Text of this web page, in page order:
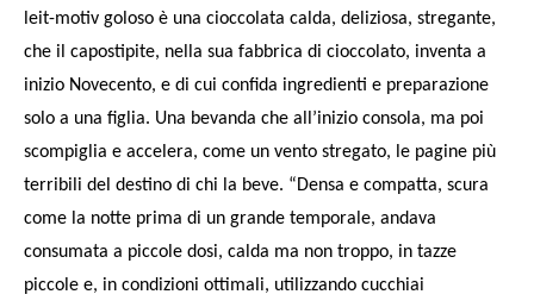
leit-motiv goloso è una cioccolata calda, deliziosa, stregante,
che il capostipite, nella sua fabbrica di cioccolato, inventa a
inizio Novecento, e di cui confida ingredienti e preparazione
solo a una figlia. Una bevanda che all’inizio consola, ma poi
scompiglia e accelera, come un vento stregato, le pagine più
terribili del destino di chi la beve. “Densa e compatta, scura
come la notte prima di un grande temporale, andava
consumata a piccole dosi, calda ma non troppo, in tazze
piccole e, in condizioni ottimali, utilizzando cucchiai